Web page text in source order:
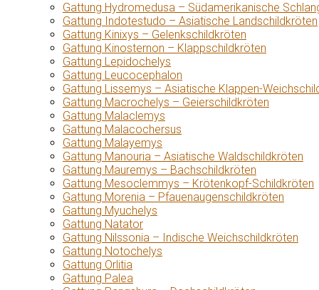
Gattung Hydromedusa – Südamerikanische
Gattung Indotestudo – Asiatische Landschildkröten
Gattung Kinixys – Gelenkschildkröten
Gattung Kinosternon – Klappschildkröten
Gattung Lepidochelys
Gattung Leucocephalon
Gattung Lissemys – Asiatische Klappen-
Gattung Macrochelys – Geierschildkröten
Gattung Malaclemys
Gattung Malacochersus
Gattung Malayemys
Gattung Manouria – Asiatische Waldschildkröten
Gattung Mauremys – Bachschildkröten
Gattung Mesoclemmys – Krötenkopf-Schildkröten
Gattung Morenia – Pfauenaugenschildkröten
Gattung Myuchelys
Gattung Natator
Gattung Nilssonia – Indische Weichschildkröten
Gattung Notochelys
Gattung Orlitia
Gattung Palea